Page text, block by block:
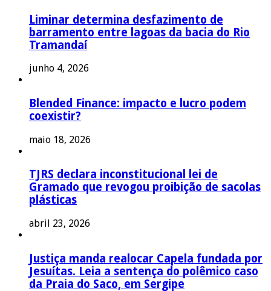
Liminar determina desfazimento de
barramento entre lagoas da bacia do Rio
Tramandaí
junho 4, 2026
Blended Finance: impacto e lucro podem
coexistir?
maio 18, 2026
TJRS declara inconstitucional lei de
Gramado que revogou proibição de sacolas
plásticas
abril 23, 2026
Justiça manda realocar Capela fundada por
Jesuítas. Leia a sentença do polêmico caso
da Praia do Saco, em Sergipe